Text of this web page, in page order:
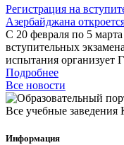
Регистрация на
Азербайджана
С 20 февраля по 5 марта
вступительных
испытания организует Г
Подробнее
Все новости
Все учебные заведения
Информация